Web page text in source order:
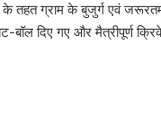
तहत ग्राम के बुजुर्ग एवं
बॉल दिए गए और मैत्रीपूर्ण